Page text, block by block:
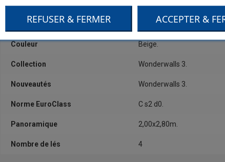
Catégorie Dessin,Grand motif.
Qualité Vinyle sur intissé.
Couleur Beige.
Collection Wonderwalls 3.
Nouveautés Wonderwalls 3.
Norme EuroClass C s2 d0.
Panoramique 2,00x2,80m.
Nombre de lés 4
REFUSER & FERMER ACCEPTER &